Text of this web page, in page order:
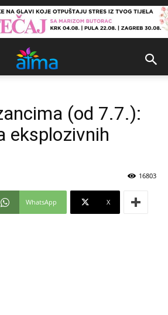
(od 7.7.):
eksplozivnih
16803
WhatsApp X